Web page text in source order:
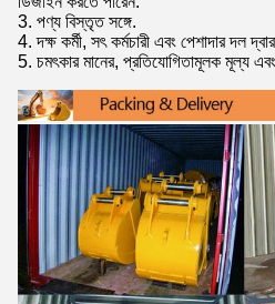
3. পণ্য বিস্তৃত সঙ্গে.
4. দক্ষ কর্মী, সৎ কর্মচারী এবং পেশাদার দল
5. চমৎকার মানের, প্রতিযোগিতামূলক মূল্য এবং